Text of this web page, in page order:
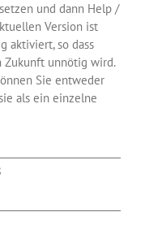
und dann Help /
Version ist
aktiviert, so dass
unnötig wird.
Sie entweder
als ein einzelne
,